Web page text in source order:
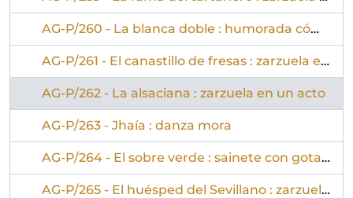
AG-P/260 - La blanca doble : humorada cómico-lírica en dos actos
AG-P/261 - El canastillo de fresas : zarzuela en siete cuadros y una evocación, distribuidos en dos actos
AG-P/262 - La alsaciana : zarzuela en un acto
AG-P/263 - Jhaía : danza mora
AG-P/264 - El sobre verde : sainete con gotas de revista en dos actos
AG-P/265 - El huésped del Sevillano : zarzuela en dos actos